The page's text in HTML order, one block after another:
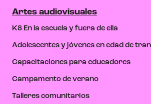
Artes audiovisuales
K8 En la escuela y fuera de ella
Adolescentes y jóvenes en edad de
Capacitaciones para educadores
Campamento de verano
Talleres comunitarios